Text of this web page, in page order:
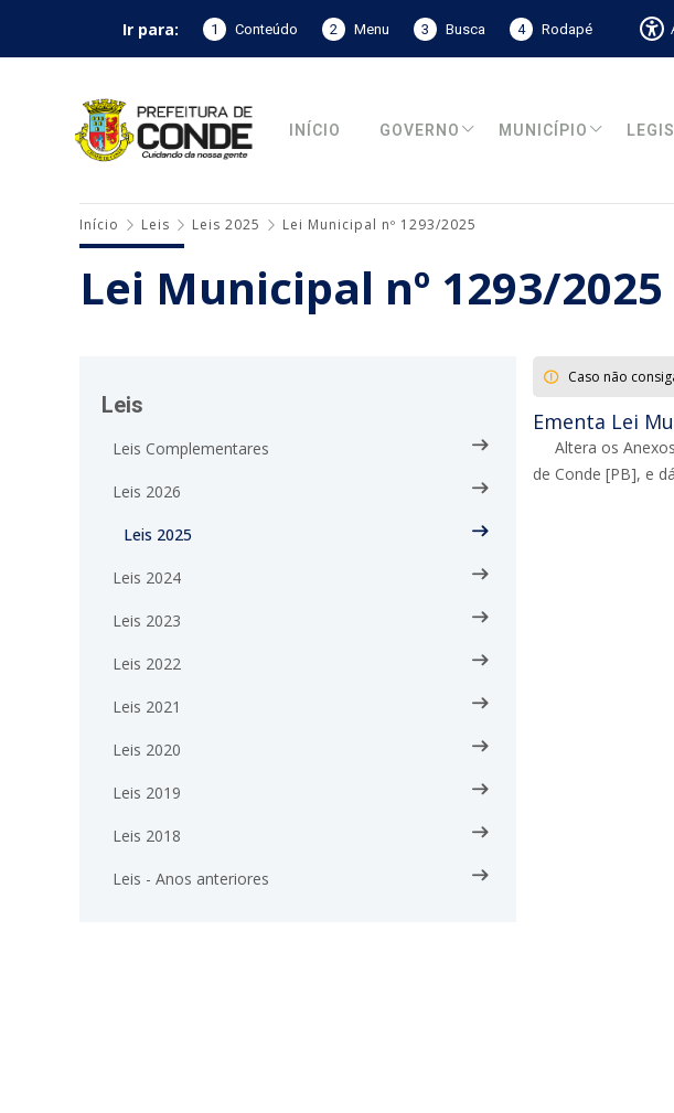
Ir para: 1 Conteúdo 2 Menu 3 Busca 4 Rodapé
INÍCIO GOVERNO MUNICÍPIO
Início Leis Leis 2025 Lei Municipal nº 1293/2025
Lei Municipal nº 1293/2025
Leis
Leis Complementares
Leis 2026
Leis 2025
Leis 2024
Leis 2023
Leis 2022
Leis 2021
Leis 2020
Leis 2019
Leis 2018
Leis - Anos anteriores
Caso não
Ementa Lei
Altera os
de Conde [PB], e